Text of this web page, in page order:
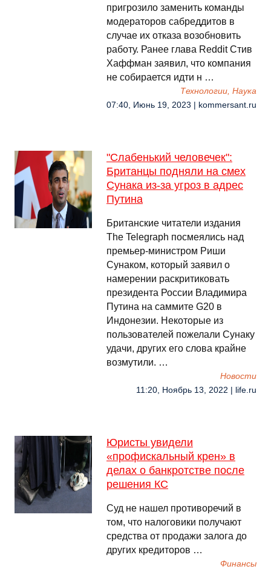
пригрозило заменить команды
модераторов сабреддитов в
случае их отказа возобновить
работу. Ранее глава Reddit Стив
Хаффман заявил, что компания
не собирается идти н …
Технологии, Наука
07:40, Июнь 19, 2023 | kommersant.ru
"Слабенький человечек":
Британцы подняли на смех
Сунака из-за угроз в адрес
Путина
Британские читатели издания
The Telegraph посмеялись над
премьер-министром Риши
Сунаком, который заявил о
намерении раскритиковать
президента России Владимира
Путина на саммите G20 в
Индонезии. Некоторые из
пользователей пожелали Сунаку
удачи, других его слова крайне
возмутили. …
Новости
11:20, Ноябрь 13, 2022 | life.ru
Юристы увидели
«профискальный крен» в
делах о банкротстве после
решения КС
Суд не нашел противоречий в
том, что налоговики получают
средства от продажи залога до
других кредиторов …
Финансы